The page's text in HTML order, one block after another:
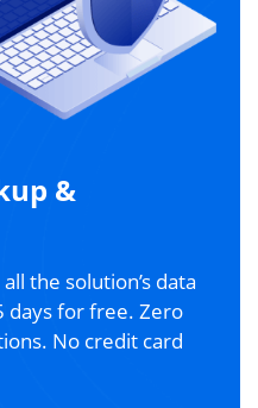
&
the solution’s data
days for free. Zero
No credit card